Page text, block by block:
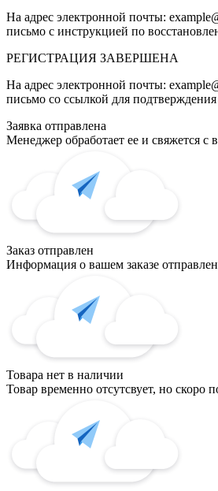
На адрес электронной почты:
письмо с инструкцией по
РЕГИСТРАЦИЯ ЗАВЕРШЕНА
На адрес электронной почты:
письмо со ссылкой для
Заявка отправлена
Менеджер обработает ее и свяжется с
Заказ отправлен
Информация о вашем заказе
Товара нет в наличии
Товар временно отсутсвует, но скоро